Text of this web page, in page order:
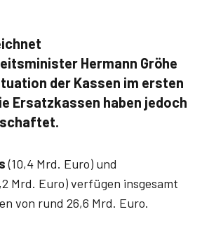
Hermann Gröhe
der Kassen im ersten
Ersatzkassen haben jedoch
(10,4 Mrd. Euro) und
Mrd. Euro) verfügen insgesamt
von rund 26,6 Mrd. Euro.